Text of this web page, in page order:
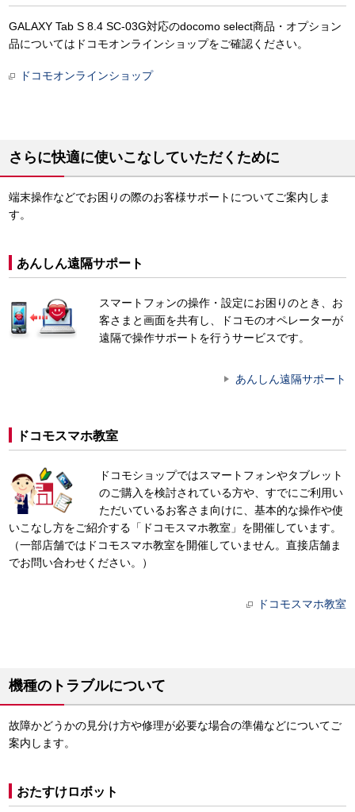
GALAXY Tab S 8.4 SC-03G対応のdocomo select商品・オプション
品についてはドコモオンラインショップをご確認ください。
ドコモオンラインショップ
さらに快適に使いこなしていただくために
端末操作などでお困りの際のお客様サポートについてご案内しま
す。
あんしん遠隔サポート
スマートフォンの操作・設定にお困りのとき、お
客さまと画面を共有し、ドコモのオペレーターが
遠隔で操作サポートを行うサービスです。
あんしん遠隔サポート
ドコモスマホ教室
ドコモショップではスマートフォンやタブレット
のご購入を検討されている方や、すでにご利用い
ただいているお客さま向けに、基本的な操作や使
いこなし方をご紹介する「ドコモスマホ教室」を開催しています。
（一部店舗ではドコモスマホ教室を開催していません。直接店舗ま
でお問い合わせください。）
ドコモスマホ教室
機種のトラブルについて
故障かどうかの見分け方や修理が必要な場合の準備などについてご
案内します。
おたすけロボット